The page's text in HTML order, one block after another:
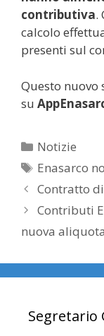
contributiva.
calcolo
presenti sul
Questo nuovo
su
Categorie
Notizie
Tag
Enasarco
Contratto
Contributi
nuova aliquota
Segretario